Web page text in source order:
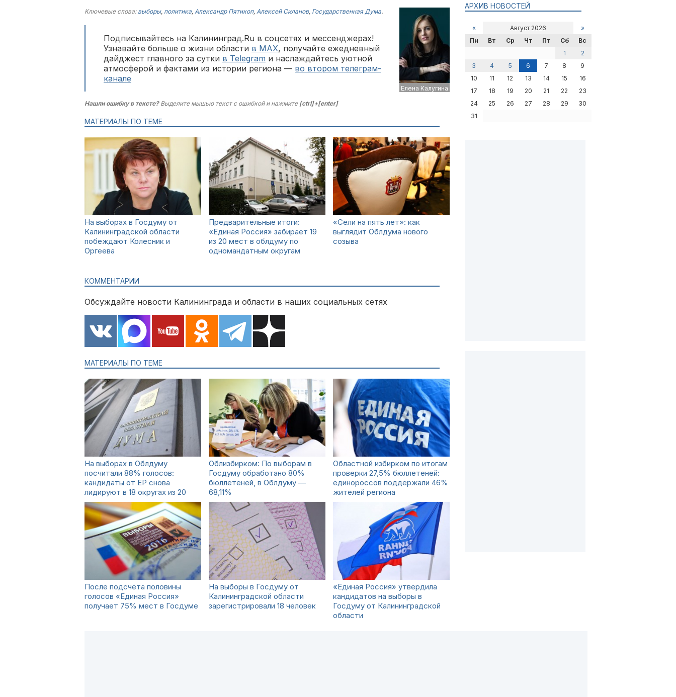
Елена Калугина
Ключевые слова: выборы, политика, Александр Пятикоп, Алексей Силанов, Государственная Дума.
Подписывайтесь на Калининград.Ru в соцсетях и мессенджерах!
Узнавайте больше о жизни области в MAX, получайте ежедневный
дайджест главного за сутки в Telegram и наслаждайтесь уютной
атмосферой и фактами из истории региона — во втором телеграм-
канале
Нашли ошибку в тексте?Выделите мышью текст с ошибкой и нажмите [ctrl]+[enter]
МАТЕРИАЛЫ ПО ТЕМЕ
На выборах в Госдуму от
Калининградской области
побеждают Колесник и
Оргеева
Предварительные итоги:
«Единая Россия» забирает 19
из 20 мест в облдуму по
одномандатным округам
«Сели на пять лет»: как
выглядит Облдума нового
созыва
КОММЕНТАРИИ
Обсуждайте новости Калининграда и области в наших социальных сетях
МАТЕРИАЛЫ ПО ТЕМЕ
На выборах в Облдуму
посчитали 88% голосов:
кандидаты от ЕР снова
лидируют в 18 округах из 20
Облизбирком: По выборам в
Госдуму обработано 80%
бюллетеней, в Облдуму —
68,11%
Областной избирком по итогам
проверки 27,5% бюллетеней:
единороссов поддержали 46%
жителей региона
После подсчёта половины
голосов «Единая Россия»
получает 75% мест в Госдуме
На выборы в Госдуму от
Калининградской области
зарегистрировали 18 человек
«Единая Россия» утвердила
кандидатов на выборы в
Госдуму от Калининградской
области
АРХИВ НОВОСТЕЙ
« Август 2026
»
Пн
Вт Ср Чт Пт Сб
Вс
1
2
3
4 5 6 7 8
9
10
11 12 13 14 15
16
17
18 19 20 21 22
23
24
25 26 27 28 29
30
31